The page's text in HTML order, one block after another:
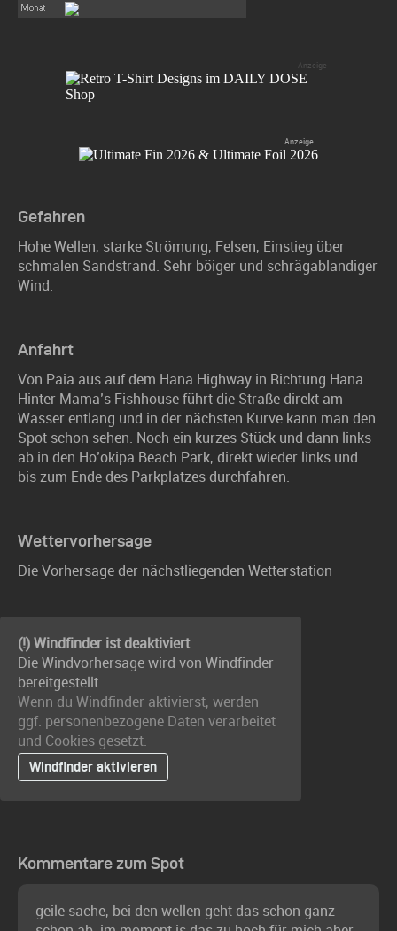
Gefahren
Hohe Wellen, starke Strömung, Felsen, Einstieg über
schmalen Sandstrand. Sehr böiger und schrägablandiger
Wind.
Anfahrt
Von Paia aus auf dem Hana Highway in Richtung Hana.
Hinter Mama’s Fishhouse führt die Straße direkt am
Wasser entlang und in der nächsten Kurve kann man den
Spot schon sehen. Noch ein kurzes Stück und dann links
ab in den Ho’okipa Beach Park, direkt wieder links und
bis zum Ende des Parkplatzes durchfahren.
Wettervorhersage
Die Vorhersage der nächstliegenden Wetterstation
(!) Windfinder ist deaktiviert
Die Windvorhersage wird von Windfinder
bereitgestellt.
Wenn du Windfinder aktivierst, werden
ggf. personenbezogene Daten verarbeitet
und Cookies gesetzt.
Windfinder aktivieren
Kommentare zum Spot
geile sache, bei den wellen geht das schon ganz